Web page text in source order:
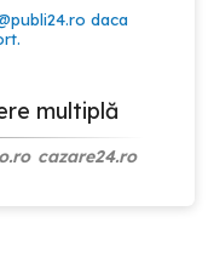
daca
multiplă
cazare24.ro